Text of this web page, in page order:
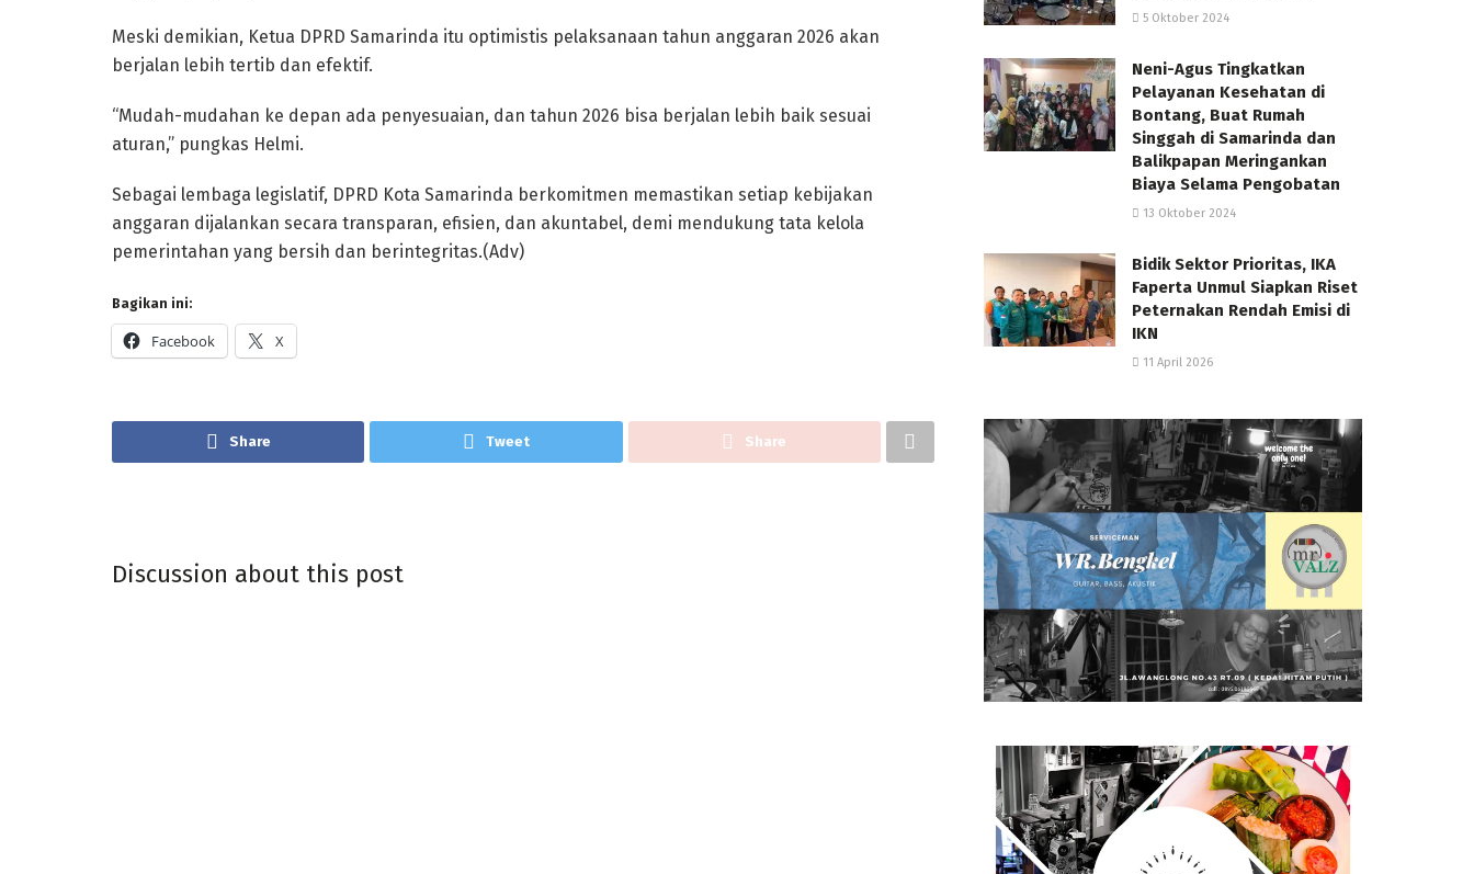
Meski demikian, Ketua DPRD Samarinda itu optimistis pelaksanaan tahun anggaran 2026 akan
berjalan lebih tertib dan efektif.
“Mudah-mudahan ke depan ada penyesuaian, dan tahun 2026 bisa berjalan lebih baik sesuai
aturan,” pungkas Helmi.
Sebagai lembaga legislatif, DPRD Kota Samarinda berkomitmen memastikan setiap kebijakan
anggaran dijalankan secara transparan, efisien, dan akuntabel, demi mendukung tata kelola
pemerintahan yang bersih dan berintegritas.(Adv)
Bagikan ini:
Facebook X
Share Tweet Share
Discussion about this post
5 Oktober 2024
Neni-Agus Tingkatkan
Pelayanan Kesehatan di
Bontang, Buat Rumah
Singgah di Samarinda dan
Balikpapan Meringankan
Biaya Selama Pengobatan
13 Oktober 2024
Bidik Sektor Prioritas, IKA
Faperta Unmul Siapkan Riset
Peternakan Rendah Emisi di
IKN
11 April 2026